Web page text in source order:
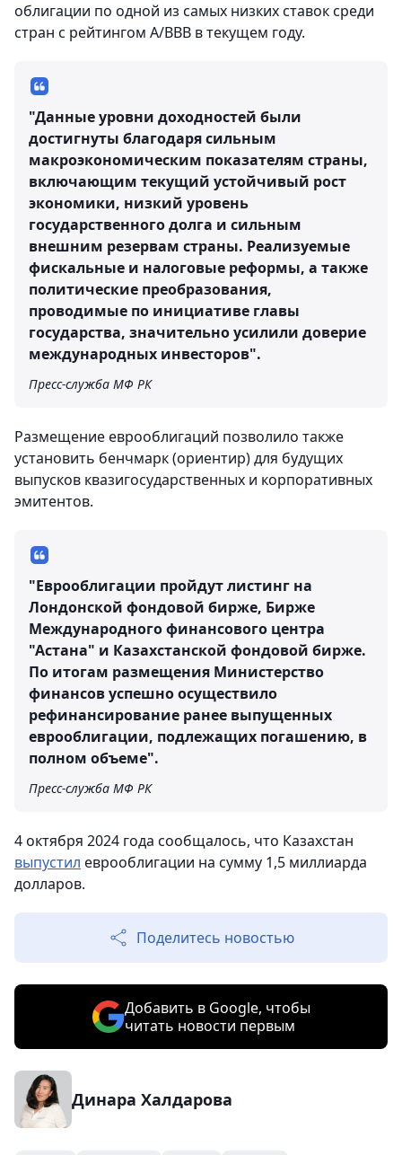
облигации по одной из самых низких ставок среди
стран с рейтингом A/BBB в текущем году.
"Данные уровни доходностей были
достигнуты благодаря сильным
макроэкономическим показателям страны,
включающим текущий устойчивый рост
экономики, низкий уровень
государственного долга и сильным
внешним резервам страны. Реализуемые
фискальные и налоговые реформы, а также
политические преобразования,
проводимые по инициативе главы
государства, значительно усилили доверие
международных инвесторов".
Пресс-служба МФ РК
Размещение еврооблигаций позволило также
установить бенчмарк (ориентир) для будущих
выпусков квазигосударственных и корпоративных
эмитентов.
"Еврооблигации пройдут листинг на
Лондонской фондовой бирже, Бирже
Международного финансового центра
"Астана" и Казахстанской фондовой бирже.
По итогам размещения Министерство
финансов успешно осуществило
рефинансирование ранее выпущенных
еврооблигации, подлежащих погашению, в
полном объеме".
Пресс-служба МФ РК
4 октября 2024 года сообщалось, что Казахстан
выпустил еврооблигации на сумму 1,5 миллиарда
долларов.
Поделитесь новостью
Добавить в Google, чтобы
читать новости первым
Динара Халдарова